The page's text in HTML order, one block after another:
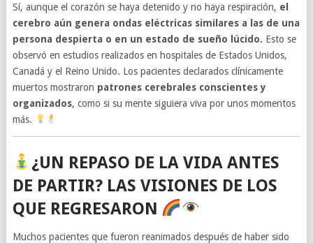
Sí, aunque el corazón se haya detenido y no haya respiración, el
cerebro aún genera ondas eléctricas similares a las de una
persona despierta o en un estado de sueño lúcido. Esto se
observó en estudios realizados en hospitales de Estados Unidos,
Canadá y el Reino Unido. Los pacientes declarados clínicamente
muertos mostraron patrones cerebrales conscientes y
organizados, como si su mente siguiera viva por unos momentos
más.
¿UN REPASO DE LA VIDA ANTES
DE PARTIR? LAS VISIONES DE LOS
QUE REGRESARON
Muchos pacientes que fueron reanimados después de haber sido